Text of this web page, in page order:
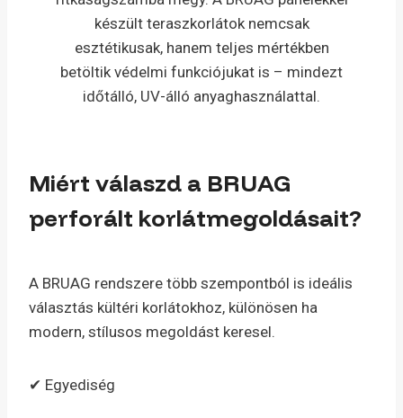
készült teraszkorlátok nemcsak
esztétikusak, hanem teljes mértékben
betöltik védelmi funkciójukat is – mindezt
időtálló, UV-álló anyaghasználattal.
Miért válaszd a BRUAG
perforált korlátmegoldásait?
A BRUAG rendszere több szempontból is ideális
választás kültéri korlátokhoz, különösen ha
modern, stílusos megoldást keresel.
✔ Egyediség